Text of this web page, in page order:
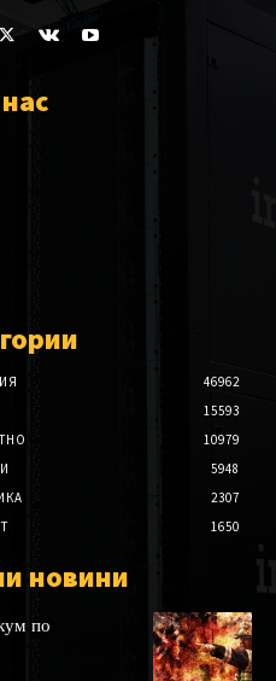
46962
15593
10979
5948
2307
1650
новини
по